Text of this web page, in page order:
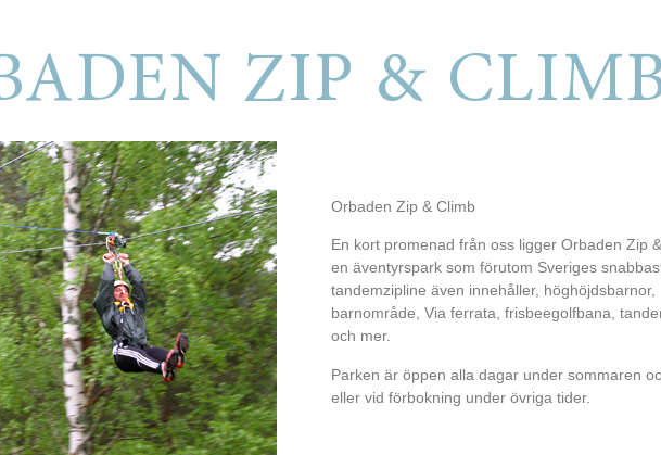
ZIP &
Orbaden Zip & Climb
En kort promenad från oss ligger Orbaden Zip
en äventyrspark som förutom Sveriges
tandemzipline även innehåller, höghöjdsbarnor,
barnområde, Via ferrata, frisbeegolfbana,
och mer.
Parken är öppen alla dagar under sommaren
eller vid förbokning under övriga tider.